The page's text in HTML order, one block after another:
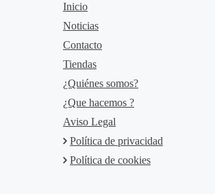
Inicio
Noticias
Contacto
Tiendas
¿Quiénes somos?
¿Que hacemos ?
Aviso Legal
Política de privacidad
Política de cookies